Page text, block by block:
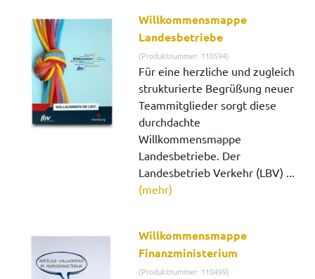
Willkommensmappe
Landesbetriebe
(Produktnummer: 110594)
Für eine herzliche und zugleich
strukturierte Begrüßung neuer
Teammitglieder sorgt diese
durchdachte
Willkommensmappe
Landesbetriebe. Der
Landesbetrieb Verkehr (LBV) ...
(mehr)
Willkommensmappe
Finanzministerium
(Produktnummer: 110499)